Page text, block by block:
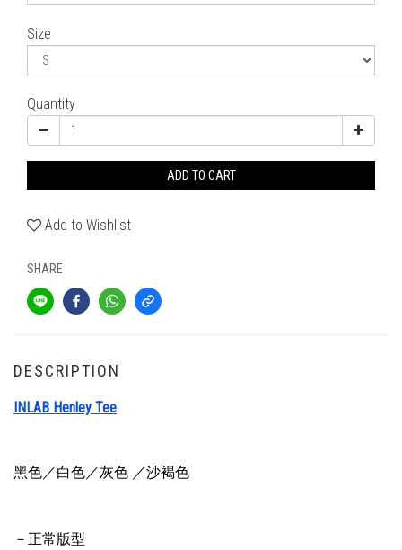
Size
Quantity
ADD TO CART
Add to Wishlist
SHARE
DESCRIPTION
INLAB Henley Tee
黑色／白色／灰色 ／沙褐色
－正常版型